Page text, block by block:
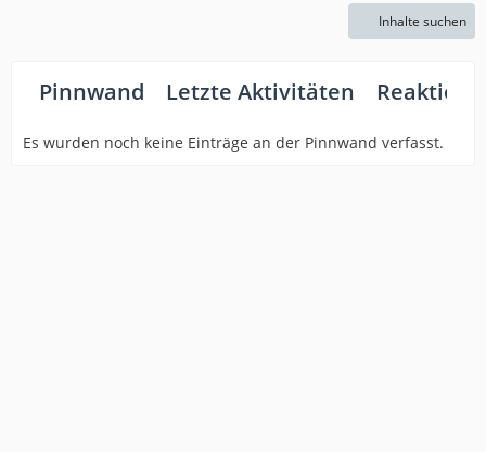
Inhalte suchen
Pinnwand Letzte Aktivitäten
Es wurden noch keine Einträge an der Pinnwand verfasst.